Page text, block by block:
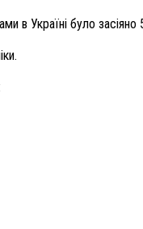
в Україні було